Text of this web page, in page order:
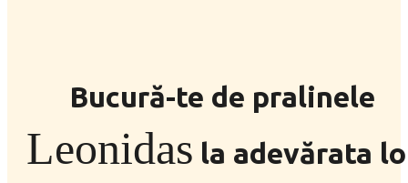
Bucură-te de pralinele
Leonidas la adevărata